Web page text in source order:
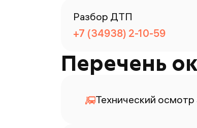
Разбор ДТП
+7 (34938) 2-10-59
Перечень
Технический осмотр